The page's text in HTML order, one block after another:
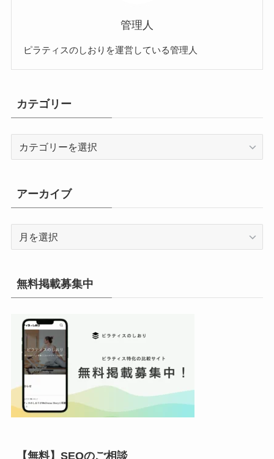
管理人
ピラティスのしおりを運営している管理人
カテゴリー
ー
アーカイブ
イ
ブ
無料掲載募集中
【無料】SEOのご相談